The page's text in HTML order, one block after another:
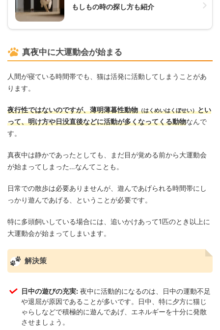
もしもの時の探し方も紹介
真夜中に大運動会が始まる
人間が寝ている時間帯でも、猫は活発に活動してしまうことがあ
ります。
夜行性ではないのですが、薄明薄暮性動物（はくめいはくぼせい）とい
って、明け方や日没直後などに活動が多くなってくる動物なんで
す。
真夜中は静かであったとしても、まだ目が覚める前から大運動会
が始まってしまった…なんてことも。
日常での散歩は必要ありませんが、遊んであげられる時間帯にし
っかり遊んであげる、ということが必要です。
特に多頭飼いしている場合には、追いかけあって1匹のとき以上に
大運動会が始まってしまいます。
解決策
日中の遊びの充実: 夜中に活動的になるのは、日中の運動不足
や退屈が原因であることが多いです。日中、特に夕方に猫じ
ゃらしなどで積極的に遊んであげ、エネルギーを十分に発散
させましょう。